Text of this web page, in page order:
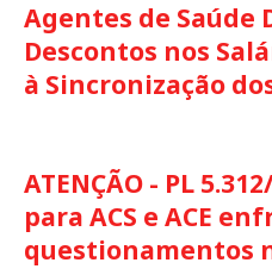
Agentes de Saúde
Descontos nos
à Sincronização
ATENÇÃO - PL
para ACS e ACE
questionamentos